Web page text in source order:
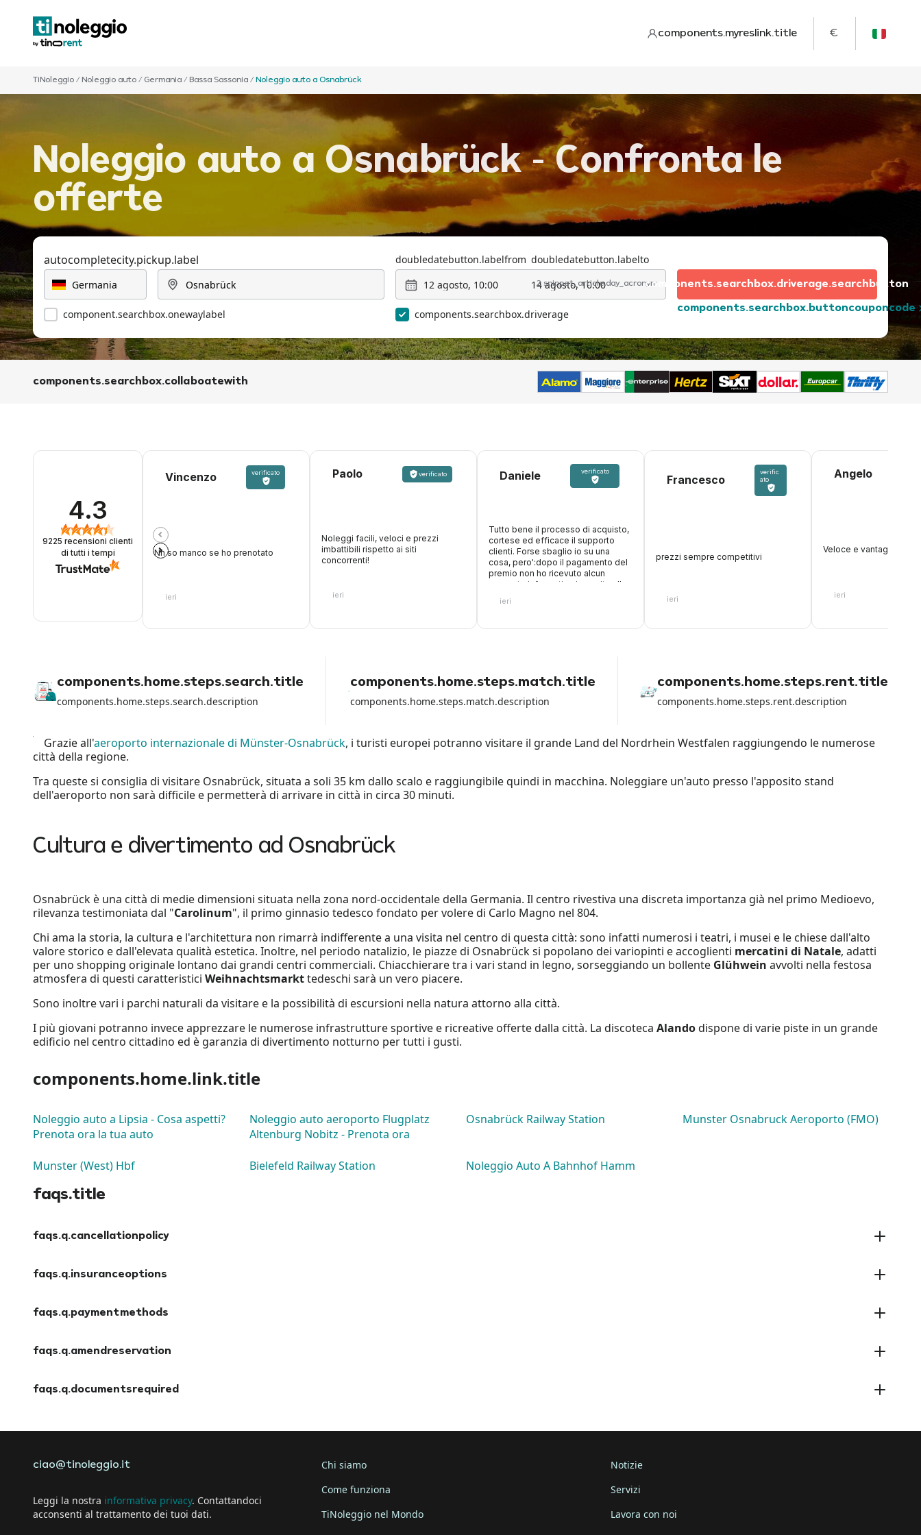
components.myreslink.title €
TiNoleggio / Noleggio auto / Germania / Bassa Sassonia / Noleggio auto a Osnabrück
Noleggio auto a Osnabrück - Confronta le
offerte
autocompletecity.pickup.label
component.searchbox.onewaylabel
doubledatebutton.labelfrom doubledatebutton.labelto
12 agosto, 10:00
14 agosto, 10:00
2 snippet_article.day_acronym
components.searchbox.driverage components.searchbox.buttoncouponcode
components.searchbox.driverage.searchbutton
components.searchbox.collaboatewith
4.3
9225 recensioni clienti
di tutti i tempi
Vincenzo verificato
Nn so manco se ho prenotato
ieri
Paolo verificato
Noleggi facili, veloci e prezzi
imbattibili rispetto ai siti
concorrenti!
ieri
Daniele verificato
Tutto bene il processo di acquisto,
cortese ed efficace il supporto
clienti. Forse sbaglio io su una
cosa, pero':dopo il pagamento del
premio non ho ricevuto alcun
supporto informativo in merito alle
sulle eventuali franchigie trattenute
ieri
Francesco
verific
ato
prezzi sempre competitivi
ieri
Angelo
Veloce e vantaggioso
ieri
components.home.steps.search.title
components.home.steps.search.description
components.home.steps.match.title
components.home.steps.match.description
components.home.steps.rent.title
components.home.steps.rent.description
Grazie all'aeroporto internazionale di Münster-Osnabrück, i turisti europei potranno visitare il grande Land del Nordrhein Westfalen raggiungendo le numerose
città della regione.
Tra queste si consiglia di visitare Osnabrück, situata a soli 35 km dallo scalo e raggiungibile quindi in macchina. Noleggiare un'auto presso l'apposito stand
dell'aeroporto non sarà difficile e permetterà di arrivare in città in circa 30 minuti.
Cultura e divertimento ad Osnabrück
Osnabrück è una città di medie dimensioni situata nella zona nord-occidentale della Germania. Il centro rivestiva una discreta importanza già nel primo Medioevo,
rilevanza testimoniata dal "Carolinum", il primo ginnasio tedesco fondato per volere di Carlo Magno nel 804.
Chi ama la storia, la cultura e l'architettura non rimarrà indifferente a una visita nel centro di questa città: sono infatti numerosi i teatri, i musei e le chiese dall'alto
valore storico e dall'elevata qualità estetica. Inoltre, nel periodo natalizio, le piazze di Osnabrück si popolano dei variopinti e accoglienti mercatini di Natale, adatti
per uno shopping originale lontano dai grandi centri commerciali. Chiacchierare tra i vari stand in legno, sorseggiando un bollente Glühwein avvolti nella festosa
atmosfera di questi caratteristici Weihnachtsmarkttedeschi sarà un vero piacere.
Sono inoltre vari i parchi naturali da visitare e la possibilità di escursioni nella natura attorno alla città.
I più giovani potranno invece apprezzare le numerose infrastrutture sportive e ricreative offerte dalla città. La discoteca Alandodispone di varie piste in un grande
edificio nel centro cittadino ed è garanzia di divertimento notturno per tutti i gusti.
components.home.link.title
Noleggio auto a Lipsia - Cosa aspetti?
Prenota ora la tua auto
Noleggio auto aeroporto Flugplatz
Altenburg Nobitz - Prenota ora
Osnabrück Railway Station Munster Osnabruck Aeroporto (FMO)
Munster (West) Hbf Bielefeld Railway Station Noleggio Auto A Bahnhof Hamm
faqs.title
faqs.q.cancellationpolicy
faqs.q.insuranceoptions
faqs.q.paymentmethods
faqs.q.amendreservation
faqs.q.documentsrequired
ciao@tinoleggio.it
Leggi la nostra informativa privacy. Contattandoci
acconsenti al trattamento dei tuoi dati.
Chi siamo
Come funziona
TiNoleggio nel Mondo
Notizie
Servizi
Lavora con noi